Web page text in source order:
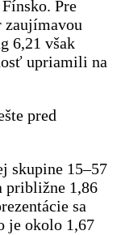
Pre
zaujímavou
6,21 však
upriamili na
pred
skupine 15–57
približne 1,86
sa
je okolo 1,67